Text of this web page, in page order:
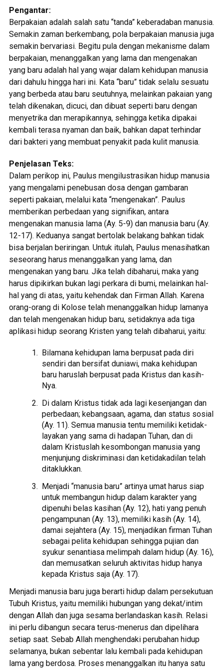
Pengantar:
Berpakaian adalah salah satu “tanda” keberadaban manusia.
Semakin zaman berkembang, pola berpakaian manusia juga
semakin bervariasi. Begitu pula dengan mekanisme dalam
berpakaian, menanggalkan yang lama dan mengenakan
yang baru adalah hal yang wajar dalam kehidupan manusia
dari dahulu hingga hari ini. Kata “baru” tidak selalu sesuatu
yang berbeda atau baru seutuhnya, melainkan pakaian yang
telah dikenakan, dicuci, dan dibuat seperti baru dengan
menyetrika dan merapikannya, sehingga ketika dipakai
kembali terasa nyaman dan baik, bahkan dapat terhindar
dari bakteri yang membuat penyakit pada kulit manusia.
Penjelasan Teks:
Dalam perikop ini, Paulus mengilustrasikan hidup manusia
yang mengalami penebusan dosa dengan gambaran
seperti pakaian, melalui kata “mengenakan”. Paulus
memberikan perbedaan yang signifikan, antara
mengenakan manusia lama (Ay. 5-9) dan manusia baru (Ay.
12-17). Keduanya sangat bertolak belakang bahkan tidak
bisa berjalan beriringan. Untuk itulah, Paulus menasihatkan
seseorang harus menanggalkan yang lama, dan
mengenakan yang baru. Jika telah dibaharui, maka yang
harus dipikirkan bukan lagi perkara di bumi, melainkan hal-
hal yang di atas, yaitu kehendak dan Firman Allah. Karena
orang-orang di Kolose telah menanggalkan hidup lamanya
dan telah mengenakan hidup baru, setidaknya ada tiga
aplikasi hidup seorang Kristen yang telah dibaharui, yaitu:
Bilamana kehidupan lama berpusat pada diri
sendiri dan bersifat duniawi, maka kehidupan
baru haruslah berpusat pada Kristus dan kasih-
Nya.
Di dalam Kristus tidak ada lagi kesenjangan dan
perbedaan; kebangsaan, agama, dan status sosial
(Ay. 11). Semua manusia tentu memiliki ketidak-
layakan yang sama di hadapan Tuhan, dan di
dalam Kristuslah kesombongan manusia yang
menjunjung diskriminasi dan ketidakadilan telah
ditaklukkan.
Menjadi “manusia baru” artinya umat harus siap
untuk membangun hidup dalam karakter yang
dipenuhi belas kasihan (Ay. 12), hati yang penuh
pengampunan (Ay. 13), memiliki kasih (Ay. 14),
damai sejahtera (Ay. 15), menjadikan firman Tuhan
sebagai pelita kehidupan sehingga pujian dan
syukur senantiasa melimpah dalam hidup (Ay. 16),
dan memusatkan seluruh aktivitas hidup hanya
kepada Kristus saja (Ay. 17).
Menjadi manusia baru juga berarti hidup dalam persekutuan
Tubuh Kristus, yaitu memiliki hubungan yang dekat/intim
dengan Allah dan juga sesama berlandaskan kasih. Relasi
ini perlu dibangun secara terus-menerus dan dipelihara
setiap saat. Sebab Allah menghendaki perubahan hidup
selamanya, bukan sebentar lalu kembali pada kehidupan
lama yang berdosa. Proses menanggalkan itu hanya satu